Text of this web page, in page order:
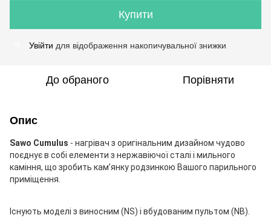
Купити
Увійти для відображення накопичувальної знижки
До обраного Порівняти
Опис
Sawo Cumulus - нагрівач з оригінальним дизайном чудово
поєднує в собі елементи з нержавіючої сталі і мильного
каміння, що зробить кам’янку родзинкою Вашого парильного
приміщення.
Існують моделі з виносним (NS) і вбудованим пультом (NB).